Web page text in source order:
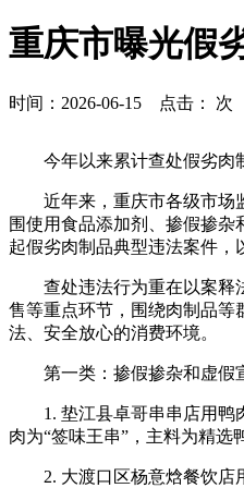
重庆市曝光假
时间：2026-06-15 点击： 次
今年以来累计查处假劣肉
近年来，重庆市各级市场
围使用食品添加剂、掺假掺
起假劣肉制品典型违法案件，
查处违法行为重在以案释
售等重点环节，围绕肉制品等
法、安全放心的消费环境。
第一类：掺假掺杂和虚假
1. 垫江县卓哥串串店用
肉为“签味王串”，主料为精
2. 大渡口区杨意焓餐饮店